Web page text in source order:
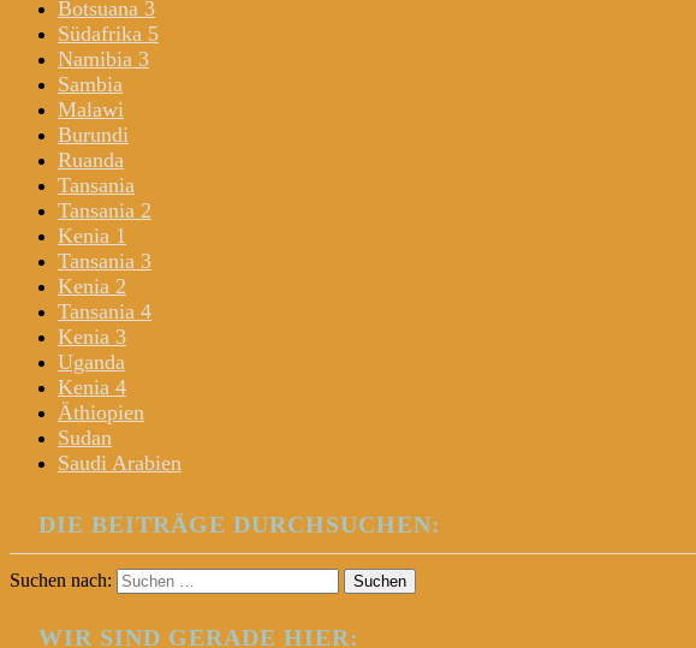
Botsuana 3
Südafrika 5
Namibia 3
Sambia
Malawi
Burundi
Ruanda
Tansania
Tansania 2
Kenia 1
Tansania 3
Kenia 2
Tansania 4
Kenia 3
Uganda
Kenia 4
Äthiopien
Sudan
Saudi Arabien
DIE BEITRÄGE DURCHSUCHEN:
Suchen nach:
WIR SIND GERADE HIER: